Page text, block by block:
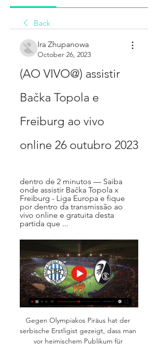
Back
Ira Zhupanowa
October 26, 2023
(AO VIVO@) assistir
Bačka Topola e
Freiburg ao vivo
online 26 outubro 2023
dentro de 2 minutos — Saiba
onde assistir Bačka Topola x
Freiburg - Liga Europa e fique
por dentro da transmissão ao
vivo online e gratuita desta
partida que ...
Gegen Olympiakos Piräus hat der
serbische Erstligist gezeigt, dass man
vor heimischem Publikum für